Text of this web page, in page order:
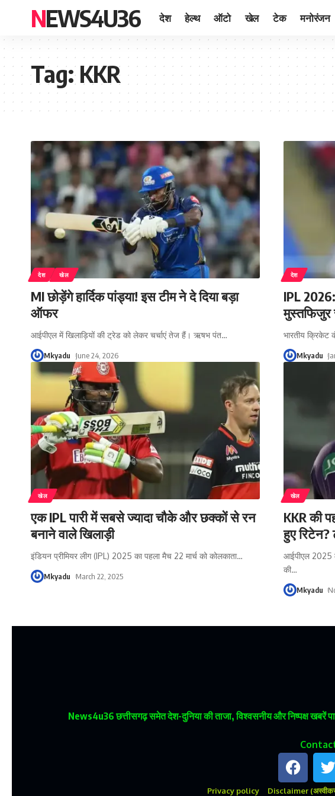
NEWS4U36 देश हेल्थ ऑटो खेल टेक मनोरंजन
Tag:KKR
देश खेल
MI छोड़ेंगे हार्दिक पांड्या! इस टीम ने दे दिया बड़ा
ऑफर
आईपीएल में खिलाड़ियों की ट्रेड को लेकर चर्चाएं तेज हैं। ऋषभ पंत…
Mkyadu June 24, 2026
देश
IPL
मुस्तफिजुर
भारतीय क्रिकेट
Mkyadu
खेल
एक IPL पारी में सबसे ज्यादा चौके और छक्कों से रन
बनाने वाले खिलाड़ी
इंडियन प्रीमियर लीग (IPL) 2025 का पहला मैच 22 मार्च को कोलकाता…
Mkyadu March 22, 2025
खेल
KKR की
हुए रिटेन?
आईपीएल 2025
की…
Mkyadu
News4u36छत्तीसगढ़ समेत देश-दुनिया की ताजा, विश्वसनीय और निष्पक्ष
Privacy policy Disclaimer